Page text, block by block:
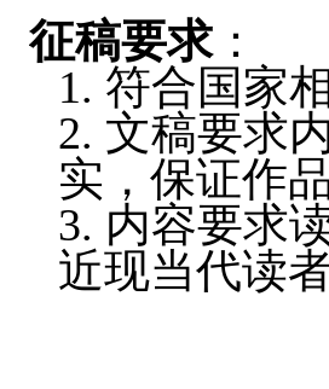
征稿要求：
1. 符合国家
2. 文稿要求
实，保证作
3. 内容要求
近现当代读